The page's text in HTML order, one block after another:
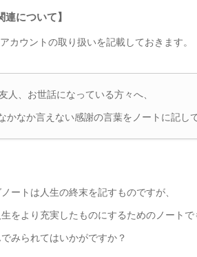
連について】
カウントの取り扱いを記載しておきます。
人、お世話になっている方々へ、
かなか言えない感謝の言葉をノートに記し
ートは人生の終末を記すものですが、
をより充実したものにするためのノートで
みられてはいかがですか？